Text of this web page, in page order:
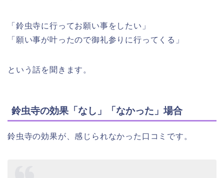
「鈴虫寺に行ってお願い事をしたい」
「願い事が叶ったので御礼参りに行ってくる」
という話を聞きます。
鈴虫寺の効果「なし」「なかった」場合
鈴虫寺の効果が、感じられなかった口コミです。